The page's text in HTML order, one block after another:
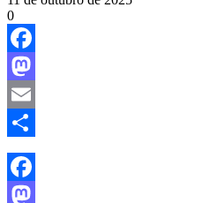
0
Facebook
Mastodon
Email
Share
Facebook